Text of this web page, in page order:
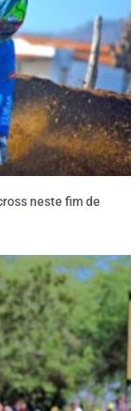
neste fim de